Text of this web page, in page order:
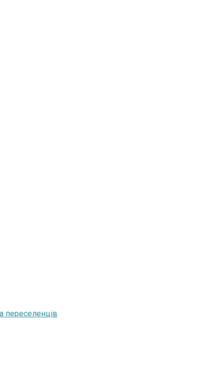
переселенців